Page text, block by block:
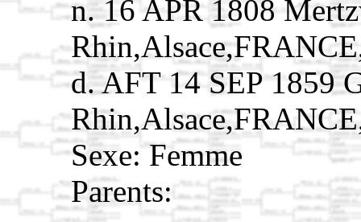
n. 16 APR 1808
d. AFT 14 SEP 1859
Sexe: Femme
Parents: